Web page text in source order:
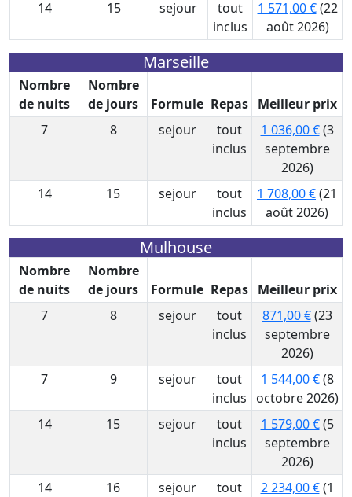
14 15 sejour
tout
inclus
1 571,00 €(22
août 2026)
Marseille
Nombre
de nuits
Nombre
de jours
Formule Repas Meilleur prix
7
8 sejour
tout
inclus
1 036,00 €(3
septembre
2026)
14
15 sejour
tout
inclus
1 708,00 €(21
août 2026)
Mulhouse
Nombre
de nuits
Nombre
de jours
Formule Repas Meilleur prix
7
8 sejour
tout
inclus
871,00 €(23
septembre
2026)
7
9 sejour
tout
inclus
1 544,00 €(8
octobre 2026)
14
15 sejour
tout
inclus
1 579,00 €(5
septembre
2026)
14
16 sejour
tout
2 234,00 €(1